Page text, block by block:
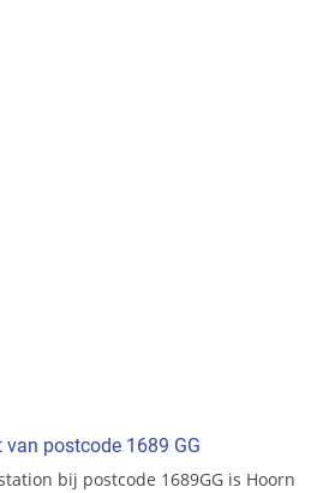
postcode 1689 GG
bij postcode 1689GG is Hoorn